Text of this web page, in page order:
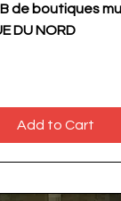
de boutiques
DU NORD
Add to Cart